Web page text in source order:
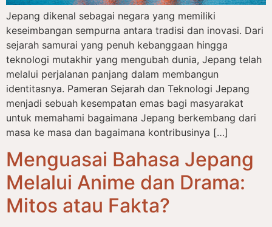
Jepang dikenal sebagai negara yang memiliki
keseimbangan sempurna antara tradisi dan inovasi. Dari
sejarah samurai yang penuh kebanggaan hingga
teknologi mutakhir yang mengubah dunia, Jepang telah
melalui perjalanan panjang dalam membangun
identitasnya. Pameran Sejarah dan Teknologi Jepang
menjadi sebuah kesempatan emas bagi masyarakat
untuk memahami bagaimana Jepang berkembang dari
masa ke masa dan bagaimana kontribusinya […]
Menguasai Bahasa Jepang
Melalui Anime dan Drama:
Mitos atau Fakta?